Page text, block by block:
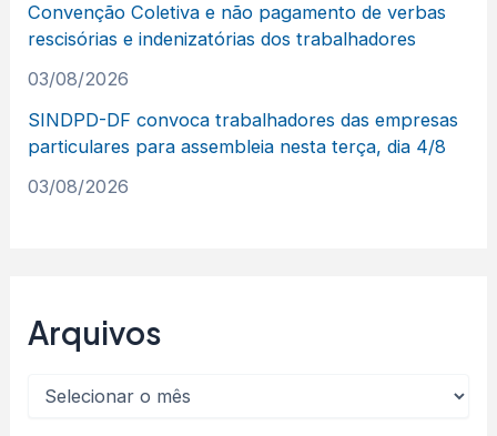
Convenção Coletiva e não pagamento de verbas
rescisórias e indenizatórias dos trabalhadores
03/08/2026
SINDPD-DF convoca trabalhadores das empresas
particulares para assembleia nesta terça, dia 4/8
03/08/2026
Arquivos